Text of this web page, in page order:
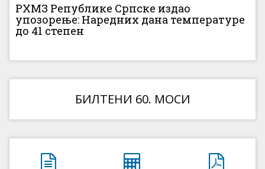
РХМЗ Републике Српске издао
упозорење: Наредних дана температуре
до 41 степен
БИЛТЕНИ 60. МОСИ